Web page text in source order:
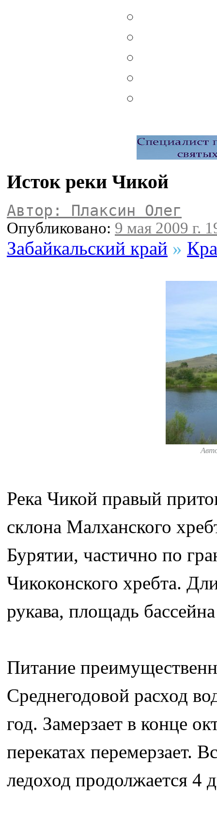
Исток реки Чикой
Автор: Плаксин Олег
Опубликовано: 9 мая 2009 г.
Забайкальский край »
Река Чикой правый
склона Малханского
Бурятии, частично по
Чикоконского хребта.
рукава, площадь
Питание
Среднегодовой расход
год. Замерзает в конце
перекатах перемерзает.
ледоход продолжается 4